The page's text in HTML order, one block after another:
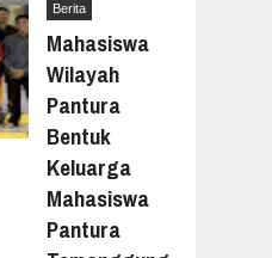
Berita
Mahasiswa
Wilayah
Pantura
Bentuk
Keluarga
Mahasiswa
Pantura